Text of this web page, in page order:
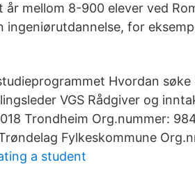
år mellom 8-900 elever ved
ingeniørutdannelse, for
Hvordan
VGS Rådgiver og
Trondheim Org.nummer:
Fylkeskommune
a student